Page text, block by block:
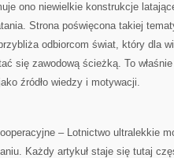
ono niewielkie konstrukcje
Strona poświęcona takiej
odbiorcom świat, który dla
się zawodową ścieżką. To
źródło wiedzy i motywacji.
– Lotnictwo ultralekkie
Każdy artykuł staje się tutaj